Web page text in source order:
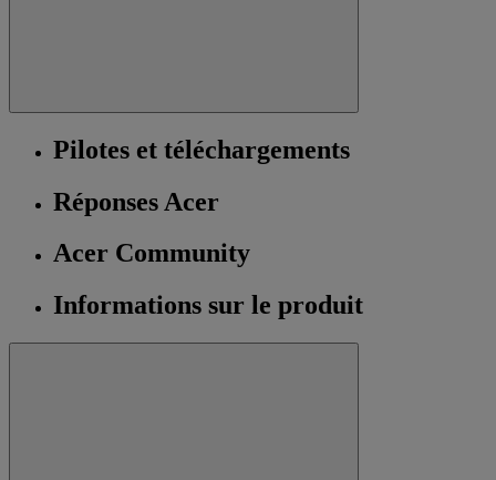
Pilotes et téléchargements
Réponses Acer
Acer Community
Informations sur le produit